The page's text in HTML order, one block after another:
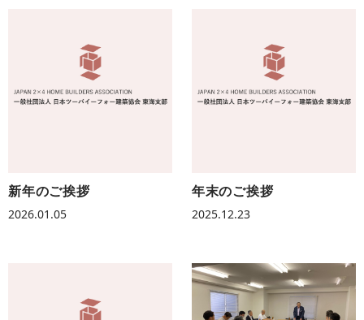
新年のご挨拶
2026.01.05
年末のご挨拶
2025.12.23